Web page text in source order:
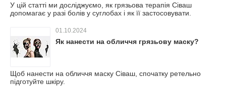
У цій статті ми досліджуємо, як грязьова терапія Сіваш
допомагає у разі болів у суглобах і як її застосовувати.
01.10.2024
Як нанести на обличчя грязьову маску?
Щоб нанести на обличчя маску Сіваш, спочатку ретельно
підготуйте шкіру.